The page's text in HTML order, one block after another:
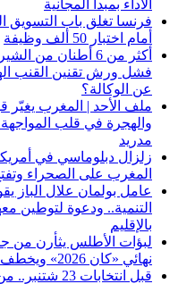
الأداء بمبدأ المجانية
فرنسا تغلق باب التسويق
أمام اختبار 50 ألف وظيفة
أكثر من 6 أطنان
فشل ورش تقنين القنب
عن الوكالة؟
ملف الأحد | المغرب يغيّر
والهجرة في قلب
مدريد
زلزال دبلوماسي في أمريكا
المغرب على الصحراء
عامل بولمان علال الباز
التنمية.. ودعوة لتوطين
بالإقليم
لبؤات الأطلس يثأرن من
نهائي «كان 2026» ويخطف بطاقة مونديال البرازيل
قبل